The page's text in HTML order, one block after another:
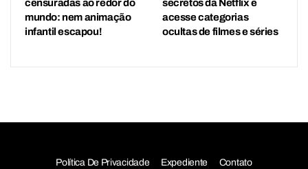
censuradas ao redor do
mundo: nem animação
infantil escapou!
secretos da Netflix e
acesse categorias
ocultas de filmes e séries
Política De Privacidade Expediente Contato